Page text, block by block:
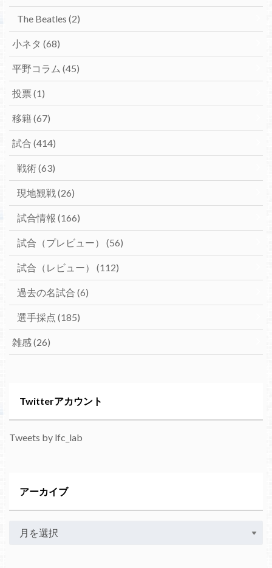
The Beatles (2)
小ネタ (68)
平野コラム (45)
投票 (1)
移籍(67)
試合 (414)
戦術(63)
現地観戦 (26)
試合情報 (166)
試合（プレビュー） (56)
試合（レビュー） (112)
過去の名試合 (6)
選手採点 (185)
雑感(26)
Twitterアカウント
Tweets by lfc_lab
アーカイブ